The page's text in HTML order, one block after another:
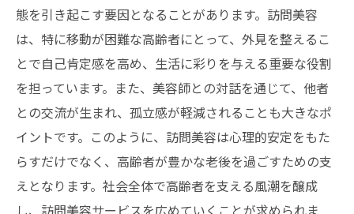
態を引き起こす要因となることがあります。訪問美容
は、特に移動が困難な高齢者にとって、外見を整えるこ
とで自己肯定感を高め、生活に彩りを与える重要な役割
を担っています。また、美容師との対話を通じて、他者
との交流が生まれ、孤立感が軽減されることも大きなポ
イントです。このように、訪問美容は心理的安定をもた
らすだけでなく、高齢者が豊かな老後を過ごすための支
えとなります。社会全体で高齢者を支える風潮を醸成
し、訪問美容サービスを広めていくことが求められま